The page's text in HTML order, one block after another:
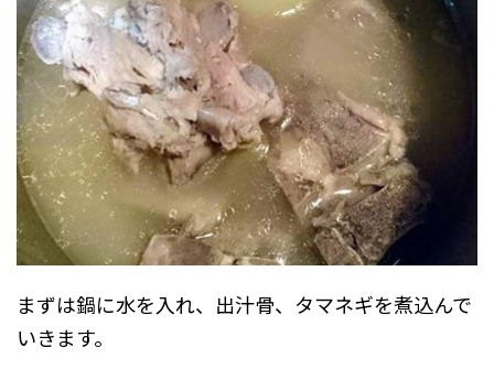
まずは鍋に水を入れ、出汁骨、タマネギを煮込んで
いきます。